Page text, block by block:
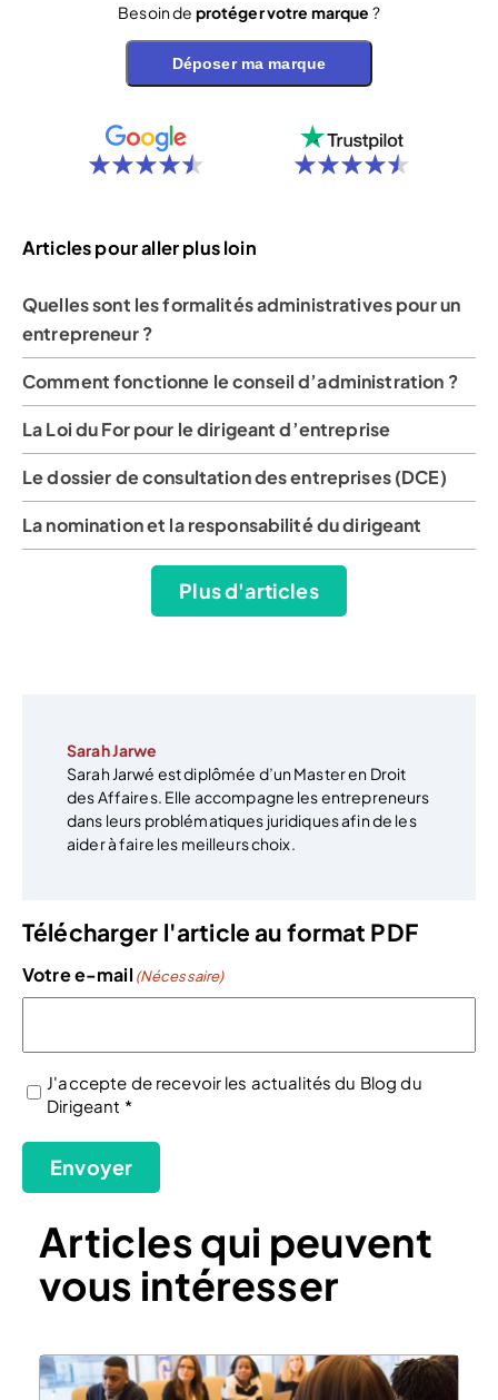
Besoin de protéger votre marque ?
Déposer ma marque
Articles pour aller plus loin
Quelles sont les formalités administratives pour un
entrepreneur ?
Comment fonctionne le conseil d’administration ?
La Loi du For pour le dirigeant d’entreprise
Le dossier de consultation des entreprises (DCE)
La nomination et la responsabilité du dirigeant
Plus d'articles
Sarah Jarwe
Sarah Jarwé est diplômée d’un Master en Droit
des Affaires. Elle accompagne les entrepreneurs
dans leurs problématiques juridiques afin de les
aider à faire les meilleurs choix.
Télécharger l'article au format PDF
Votre e-mail (Nécessaire)
(Nécessaire)
J'accepte de recevoir les actualités du Blog du
Dirigeant *
Envoyer
Articles qui peuvent
vous intéresser